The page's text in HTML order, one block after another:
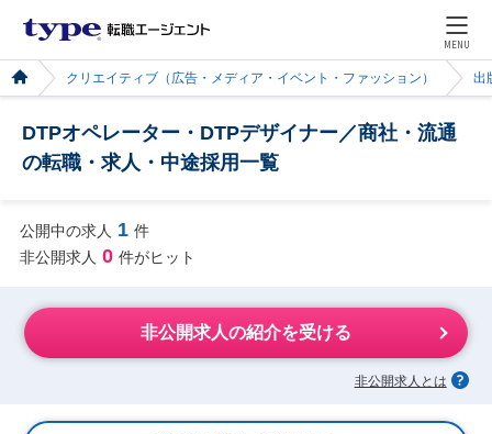
MENU
クリエイティブ（広告・メディア・イベント・ファッション） 出
DTPオペレーター・DTPデザイナー／商社・流通
の転職・求人・中途採用一覧
公開中の求人 1 件
非公開求人 0 件がヒット
非公開求人の紹介を受ける
非公開求人とは